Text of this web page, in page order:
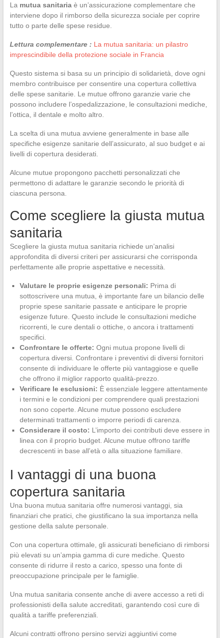
La mutua sanitariaè un’assicurazione complementare che
interviene dopo il rimborso della sicurezza sociale per coprire
tutto o parte delle spese residue.
Lettura complementare : La mutua sanitaria: un pilastro
imprescindibile della protezione sociale in Francia
Questo sistema si basa su un principio di solidarietà, dove ogni
membro contribuisce per consentire una copertura collettiva
delle spese sanitarie. Le mutue offrono garanzie varie che
possono includere l’ospedalizzazione, le consultazioni mediche,
l’ottica, il dentale e molto altro.
La scelta di una mutua avviene generalmente in base alle
specifiche esigenze sanitarie dell’assicurato, al suo budget e ai
livelli di copertura desiderati.
Alcune mutue propongono pacchetti personalizzati che
permettono di adattare le garanzie secondo le priorità di
ciascuna persona.
Come scegliere la giusta mutua
sanitaria
Scegliere la giusta mutua sanitaria richiede un’analisi
approfondita di diversi criteri per assicurarsi che corrisponda
perfettamente alle proprie aspettative e necessità.
Valutare le proprie esigenze personali: Prima di
sottoscrivere una mutua, è importante fare un bilancio delle
proprie spese sanitarie passate e anticipare le proprie
esigenze future. Questo include le consultazioni mediche
ricorrenti, le cure dentali o ottiche, o ancora i trattamenti
specifici.
Confrontare le offerte: Ogni mutua propone livelli di
copertura diversi. Confrontare i preventivi di diversi fornitori
consente di individuare le offerte più vantaggiose e quelle
che offrono il miglior rapporto qualità-prezzo.
Verificare le esclusioni: È essenziale leggere attentamente
i termini e le condizioni per comprendere quali prestazioni
non sono coperte. Alcune mutue possono escludere
determinati trattamenti o imporre periodi di carenza.
Considerare il costo: L’importo dei contributi deve essere in
linea con il proprio budget. Alcune mutue offrono tariffe
decrescenti in base all’età o alla situazione familiare.
I vantaggi di una buona
copertura sanitaria
Una buona mutua sanitaria offre numerosi vantaggi, sia
finanziari che pratici, che giustificano la sua importanza nella
gestione della salute personale.
Con una copertura ottimale, gli assicurati beneficiano di rimborsi
più elevati su un’ampia gamma di cure mediche. Questo
consente di ridurre il resto a carico, spesso una fonte di
preoccupazione principale per le famiglie.
Una mutua sanitaria consente anche di avere accesso a reti di
professionisti della salute accreditati, garantendo così cure di
qualità a tariffe preferenziali.
Alcuni contratti offrono persino servizi aggiuntivi come